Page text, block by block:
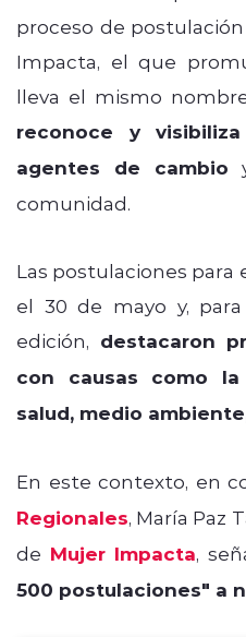
proceso de
Impacta, el que
lleva el mismo
reconoce y
agentes de cambio
comunidad.
Las postulaciones
el 30 de mayo y,
edición, destacaron
con causas como la
salud, medio
En este contexto, en
Regionales, María Paz
de Mujer Impacta,
500 postulaciones" a